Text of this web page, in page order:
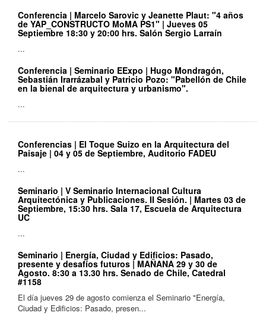
Conferencia | Marcelo Sarovic y Jeanette Plaut: "4 años
de YAP_CONSTRUCTO MoMA PS1" | Jueves 05
Septiembre 18:30 y 20:00 hrs. Salón Sergio Larraín
...
Conferencia | Seminario EExpo | Hugo Mondragón,
Sebastián Irarrázabal y Patricio Pozo: "Pabellón de Chile
en la bienal de arquitectura y urbanismo".
...
Conferencias | El Toque Suizo en la Arquitectura del
Paisaje | 04 y 05 de Septiembre, Auditorio FADEU
...
Seminario | V Seminario Internacional Cultura
Arquitectónica y Publicaciones. II Sesión. | Martes 03 de
Septiembre, 15:30 hrs. Sala 17, Escuela de Arquitectura
UC
...
Seminario | Energía, Ciudad y Edificios: Pasado,
presente y desafíos futuros | MAÑANA 29 y 30 de
Agosto. 8:30 a 13.30 hrs. Senado de Chile, Catedral
#1158
El día jueves 29 de agosto comienza el Seminario "Energía,
Ciudad y Edificios: Pasado, presen...